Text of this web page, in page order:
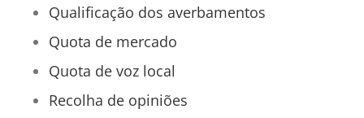
Qualificação dos averbamentos
Quota de mercado
Quota de voz local
Recolha de opiniões